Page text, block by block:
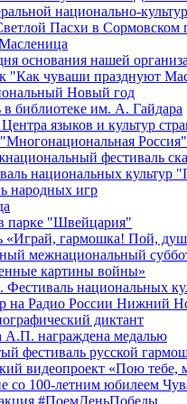
национально-
Пасхи в Сормовском
основания нашей
"Как чуваши празднуют
Новый год
в библиотеке им. А. Гайдара
языков и культур
Россия"
фестиваль
национальных культур
народных игр
парке "Швейцария"
«Играй, гармошка! Пой,
межнациональный
картины войны»
национальных
на Радио России Нижний
диктант
А.П. награждена медалью
фестиваль русской
видеопроект «Пою тебе,
со 100-летним юбилеем
#ПоемДеньПобеды